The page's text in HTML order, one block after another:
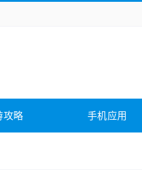
应用软件 影音软件
攻略 手机应用